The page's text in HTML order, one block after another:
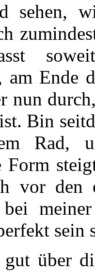
sehen,
am Ende
nun
Bin
Rad,
Form
vor den
bei
sein
über